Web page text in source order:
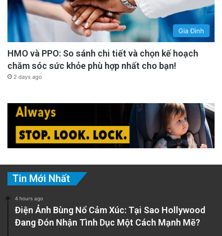
Gia Đình
HMO và PPO: So sánh chi tiết và chọn kế hoạch
chăm sóc sức khỏe phù hợp nhất cho bạn!
2 days ago
Tin Mới Nhất
4 hours ago
Điện Ảnh Bùng Nổ Cảm Xúc: Tại Sao Hollywood
Đang Đón Nhận Tình Dục Một Cách Mạnh Mẽ?